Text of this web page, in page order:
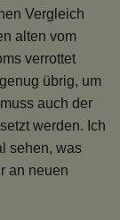
Vergleich
alten vom
verrottet
übrig, um
auch der
werden. Ich
sehen, was
an neuen